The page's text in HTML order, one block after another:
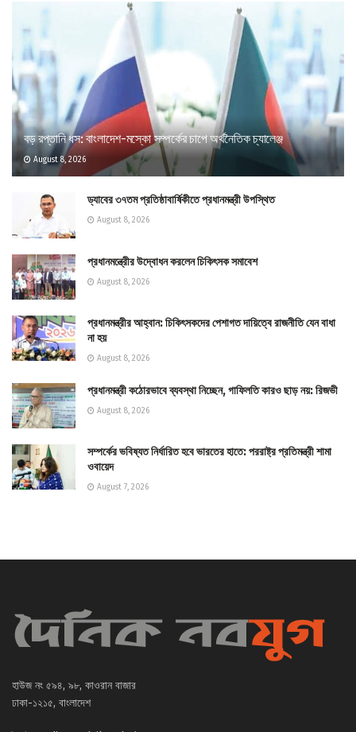
বড় রপ্তানি ধস: বাংলাদেশ-মস্কো সম্পর্কের চাপে অর্থনৈতিক চ্যালেঞ্জ
August 8, 2026
ড্যাবের ৩৭তম প্রতিষ্ঠাবার্ষিকীতে প্রধানমন্ত্রী উপস্থিত
August 8, 2026
প্রধানমন্ত্রীের উদ্বোধন করলেন চিকিৎসক সমাবেশ
August 8, 2026
প্রধানমন্ত্রীর আহ্বান: চিকিৎসকদের পেশাগত দায়িত্বে রাজনীতি যেন বাধা
না হয়
August 8, 2026
প্রধানমন্ত্রী কঠোরভাবে ব্যবস্থা নিচ্ছেন, গাফিলতি কারও ছাড় নয়: রিজভী
August 8, 2026
সম্পর্কের ভবিষ্যত নির্ধারিত হবে ভারতের হাতে: পররাষ্ট্র প্রতিমন্ত্রী শামা
ওবায়েদ
August 7, 2026
হাউজ নং ৫৯৪, ৯৮, কাওরান বাজার
ঢাকা-১২১৫, বাংলাদেশ